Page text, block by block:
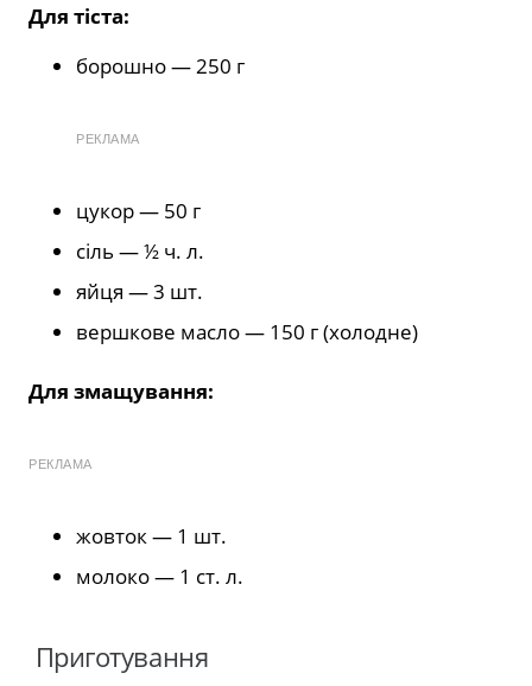
Для тіста:
борошно — 250 г
РЕКЛАМА
цукор — 50 г
сіль — ½ ч. л.
яйця — 3 шт.
вершкове масло — 150 г (холодне)
Для змащування:
РЕКЛАМА
жовток — 1 шт.
молоко — 1 ст. л.
Приготування